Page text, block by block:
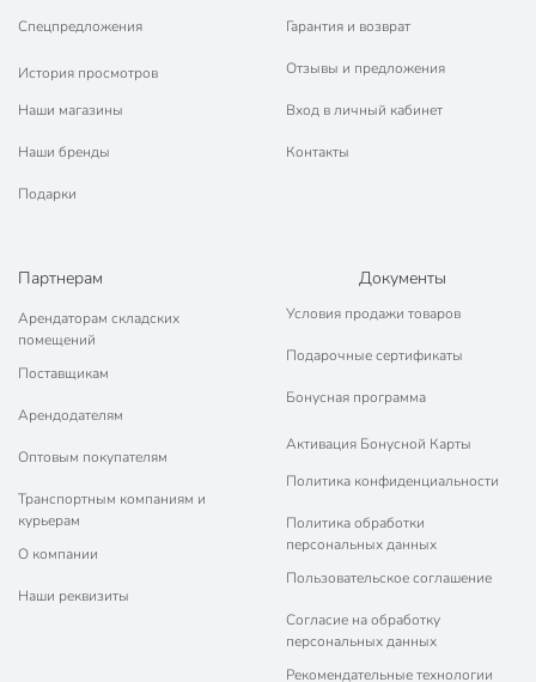
Спецпредложения
История просмотров
Наши магазины
Наши бренды
Подарки
Гарантия и возврат
Отзывы и предложения
Вход в личный кабинет
Контакты
Партнерам
Арендаторам складских
помещений
Поставщикам
Арендодателям
Оптовым покупателям
Транспортным компаниям и
курьерам
О компании
Наши реквизиты
Документы
Условия продажи товаров
Подарочные сертификаты
Бонусная программа
Активация Бонусной Карты
Политика конфиденциальности
Политика обработки
персональных данных
Пользовательское соглашение
Согласие на обработку
персональных данных
Рекомендательные технологии